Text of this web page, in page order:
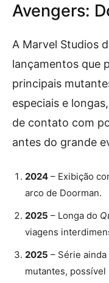
Avengers:
A Marvel Studios
lançamentos que
principais
especiais e
de contato com
antes do grande
2024 – Exibição
arco de Doorman.
2025 – Longa do
viagens
2025 – Série
mutantes,